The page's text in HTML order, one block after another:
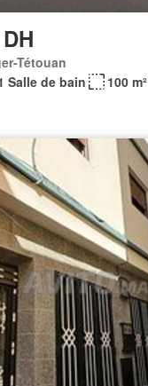
Tétouan
Salle de bain 100 m²